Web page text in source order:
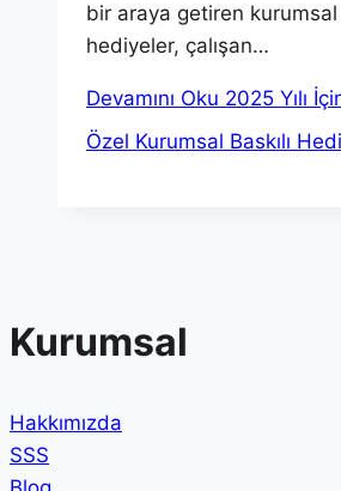
bir araya getiren kurumsal
hediyeler, çalışan…
Devamını Oku 2025 Yılı
Özel Kurumsal Baskılı
Kurumsal
Hakkımızda
SSS